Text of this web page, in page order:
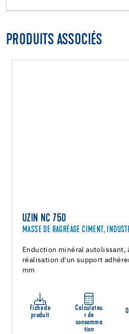
PRODUITS ASSOCIÉS
UZIN NC 750
MASSE DE RAGRÉAGE CIMENT,
Enduction minéral autolissant,
réalisation d'un support
mm
Fiche de
produit
Calculateu
r de
consomma
tion